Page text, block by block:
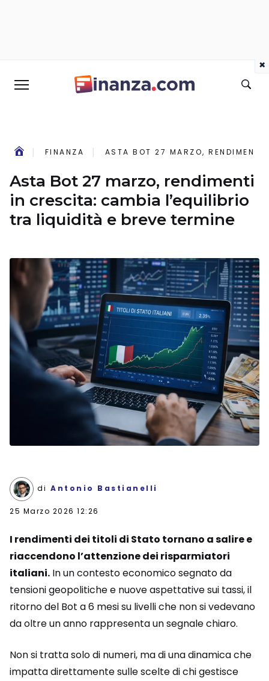
FINANZA ASTA BOT 27 MARZO, RENDIMENTI
Asta Bot 27 marzo, rendimenti
in crescita: cambia l’equilibrio
tra liquidità e breve termine
di Antonio Bastianelli
25 Marzo 2026 12:26
I rendimenti dei titoli di Stato tornano a salire e
riaccendono l’attenzione dei risparmiatori
italiani. In un contesto economico segnato da
tensioni geopolitiche e nuove aspettative sui tassi, il
ritorno del Bot a 6 mesi su livelli che non si vedevano
da oltre un anno rappresenta un segnale chiaro.
Non si tratta solo di numeri, ma di una dinamica che
impatta direttamente sulle scelte di chi gestisce
×